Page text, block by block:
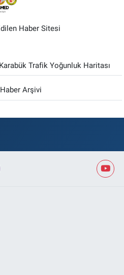
Haber Sitesi
Karabük Trafik Yoğunluk Haritası
Haber Arşivi